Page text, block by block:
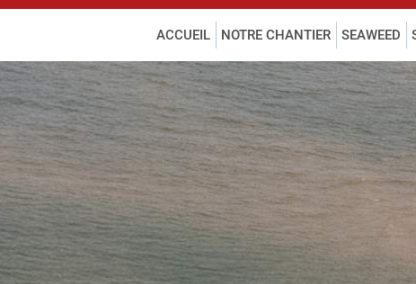
ACCUEIL NOTRE CHANTIER SEAWEED